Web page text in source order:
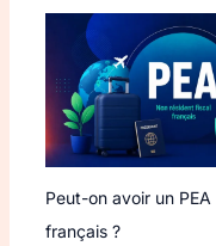
Peut-on avoir un
français ?